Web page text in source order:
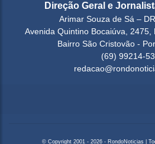
Direção Geral e
Arimar Souza de Sá –
Avenida Quintino Bocaiúva, 2475,
Bairro São Cristovão -
(69) 99214-
© Copyright 2001 - 2026 - RondoNoticias |